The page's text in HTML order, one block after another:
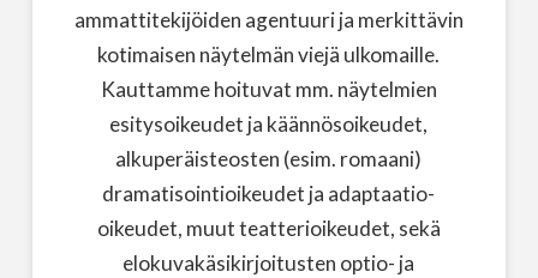
ammattitekijöiden agentuuri ja merkittävin
kotimaisen näytelmän viejä ulkomaille.
Kauttamme hoituvat mm. näytelmien
esitysoikeudet ja käännösoikeudet,
alkuperäisteosten (esim. romaani)
dramatisointioikeudet ja adaptaatio-
oikeudet, muut teatterioikeudet, sekä
elokuvakäsikirjoitusten optio- ja